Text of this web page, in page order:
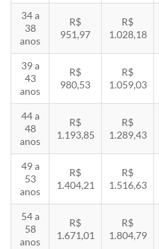
34 a
38
anos
R$
951,97
R$
1.028,18
39 a
43
anos
R$
980,53
R$
1.059,03
44 a
48
anos
R$
1.193,85
R$
1.289,43
49 a
53
anos
R$
1.404,21
R$
1.516,63
54 a
58
anos
R$
1.671,01
R$
1.804,79